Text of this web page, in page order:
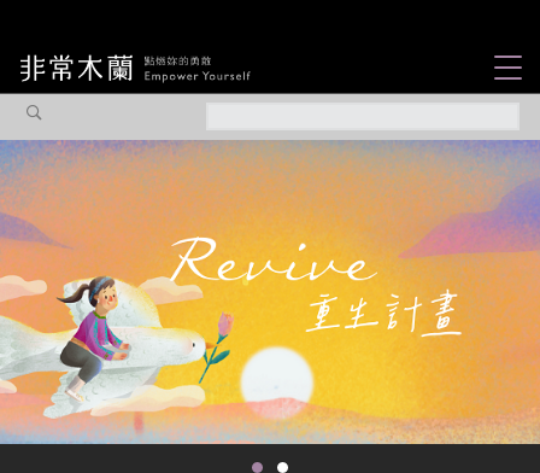
觀點專欄
焦點企劃
社會企業